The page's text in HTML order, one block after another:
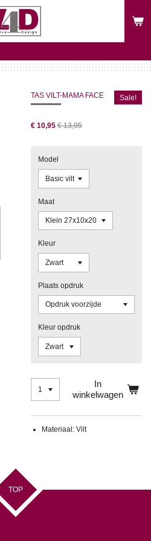
TAS VILT-MAMA FACE Sale!
€ 10,95 € 13,95
Model
Maat
Kleur
Plaats opdruk
Kleur opdruk
In
winkelwagen
Materiaal: Vilt
TOP